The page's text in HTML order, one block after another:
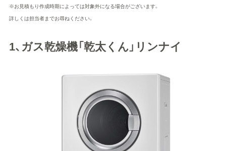
※お見積もり作成時期によっては対象外になる場合がございます。
詳しくは担当者までお尋ねください。
1、ガス乾燥機「乾太くん」リンナイ